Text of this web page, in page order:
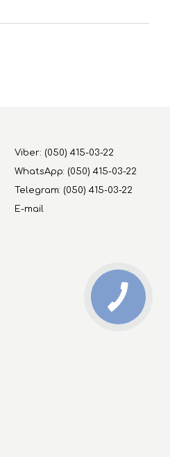
Viber: (050) 415-03-22
WhatsApp: (050) 415-03-22
Telegram: (050) 415-03-22
E-mail